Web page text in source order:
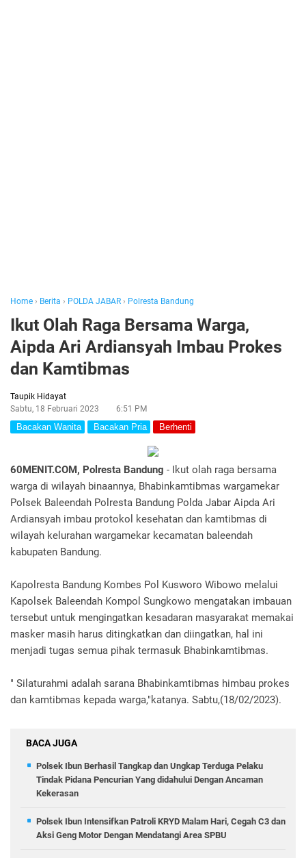
Home › Berita › POLDA JABAR › Polresta Bandung
Ikut Olah Raga Bersama Warga,
Aipda Ari Ardiansyah Imbau Prokes
dan Kamtibmas
Taupik Hidayat
Sabtu, 18 Februari 2023
6:51 PM
Bacakan Wanita Bacakan Pria Berhenti
60MENIT.COM, Polresta Bandung - Ikut olah raga bersama
warga di wilayah binaannya, Bhabinkamtibmas wargamekar
Polsek Baleendah Polresta Bandung Polda Jabar Aipda Ari
Ardiansyah imbau protokol kesehatan dan kamtibmas di
wilayah kelurahan wargamekar kecamatan baleendah
kabupaten Bandung.
Kapolresta Bandung Kombes Pol Kusworo Wibowo melalui
Kapolsek Baleendah Kompol Sungkowo mengatakan imbauan
tersebut untuk mengingatkan kesadaran masyarakat memakai
masker masih harus ditingkatkan dan diingatkan, hal ini
menjadi tugas semua pihak termasuk Bhabinkamtibmas.
" Silaturahmi adalah sarana Bhabinkamtibmas himbau prokes
dan kamtibmas kepada warga,"katanya. Sabtu,(18/02/2023).
BACA JUGA
Polsek Ibun Berhasil Tangkap dan Ungkap Terduga Pelaku
Tindak Pidana Pencurian Yang didahului Dengan Ancaman
Kekerasan
Polsek Ibun Intensifkan Patroli KRYD Malam Hari, Cegah C3 dan
Aksi Geng Motor Dengan Mendatangi Area SPBU